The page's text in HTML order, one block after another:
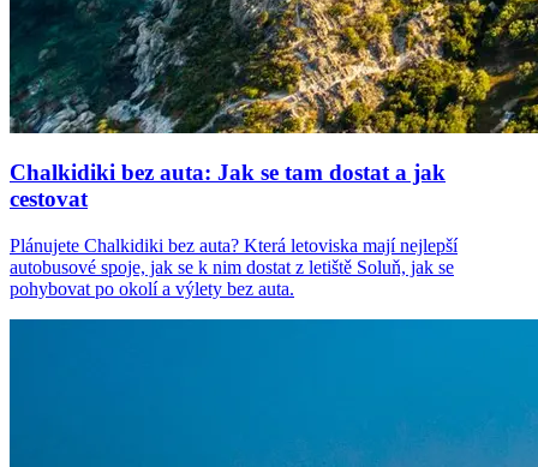
Chalkidiki bez auta: Jak se tam dostat a jak
cestovat
Plánujete Chalkidiki bez auta? Která letoviska mají nejlepší
autobusové spoje, jak se k nim dostat z letiště Soluň, jak se
pohybovat po okolí a výlety bez auta.